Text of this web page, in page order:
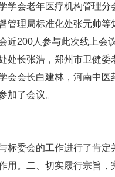
会老年医疗机构管理分
管理局标准化处张元帅
近200人参与此次线上会
处长张浩，郑州市卫健
会会长白建林，河南中
加了会议。
委会的工作进行了肯定
用。二、切实履行宗旨